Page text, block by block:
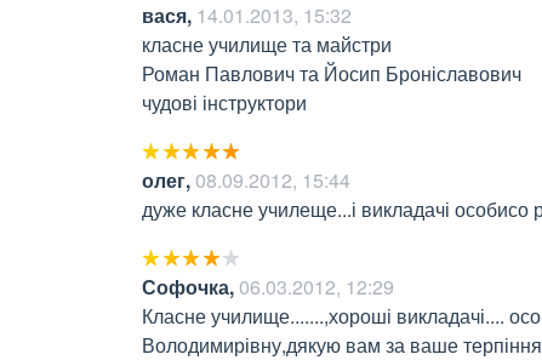
вася, 14.01.2013, 15:32
класне училище та майстри
Роман Павлович та Йосип Броніславович
чудові інструктори
олег,08.09.2012, 15:44
дуже класне училеще...і викладачі
Софочка,06.03.2012, 12:29
Класне училище.......,хороші викладачі....
Володимирівну,дякую вам за ваше терпіння